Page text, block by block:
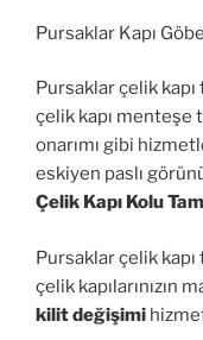
Pursaklar Kapı
Pursaklar çelik
çelik kapı menteşe
onarımı gibi
eskiyen paslı
Çelik Kapı Kolu
Pursaklar çelik kapı
çelik kapılarınızın
kilit değişimi